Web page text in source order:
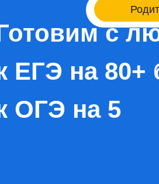
с
ЕГЭ на 80+
ОГЭ на 5